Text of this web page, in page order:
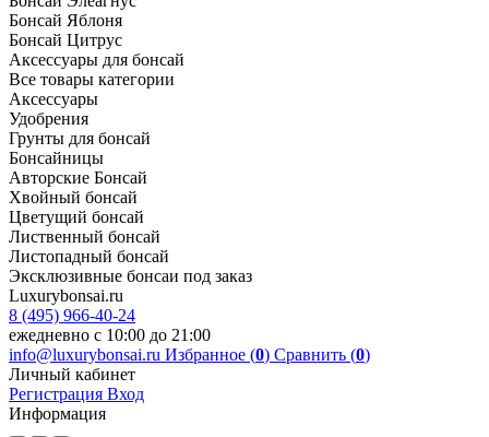
Бонсай Яблоня
Бонсай Цитрус
Аксессуары для бонсай
Все товары категории
Аксессуары
Удобрения
Грунты для бонсай
Бонсайницы
Авторские Бонсай
Хвойный бонсай
Цветущий бонсай
Лиственный бонсай
Листопадный бонсай
Эксклюзивные бонсаи под заказ
Luxurybonsai.ru
8 (495) 966-40-24
ежедневно с 10:00 до 21:00
info@luxurybonsai.ru Избранное (0) Сравнить (0)
Личный кабинет
Регистрация Вход
Информация